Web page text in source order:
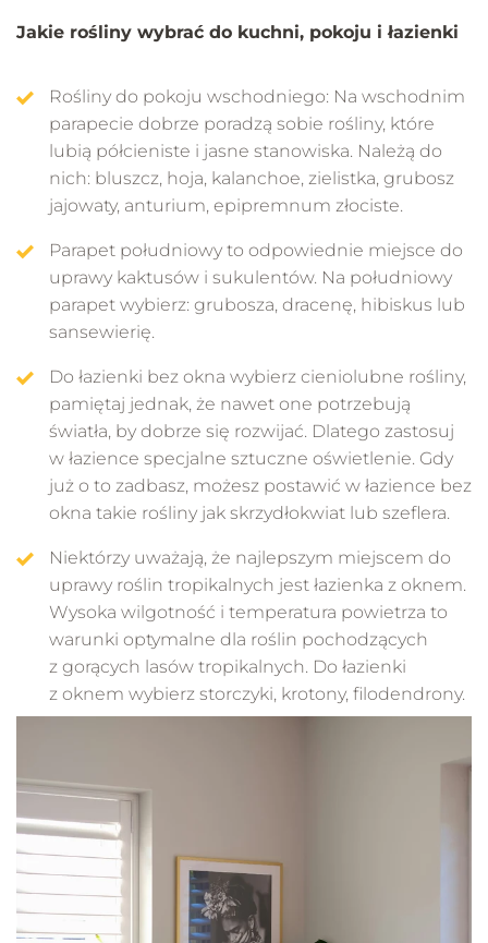
Jakie rośliny wybrać do kuchni, pokoju i łazienki
Rośliny do pokoju wschodniego: Na wschodnim
parapecie dobrze poradzą sobie rośliny, które
lubią półcieniste i jasne stanowiska. Należą do
nich: bluszcz, hoja, kalanchoe, zielistka, grubosz
jajowaty, anturium, epipremnum złociste.
Parapet południowy to odpowiednie miejsce do
uprawy kaktusów i sukulentów. Na południowy
parapet wybierz: grubosza, dracenę, hibiskus lub
sansewierię.
Do łazienki bez okna wybierz cieniolubne rośliny,
pamiętaj jednak, że nawet one potrzebują
światła, by dobrze się rozwijać. Dlatego zastosuj
w łazience specjalne sztuczne oświetlenie. Gdy
już o to zadbasz, możesz postawić w łazience bez
okna takie rośliny jak skrzydłokwiat lub szeflera.
Niektórzy uważają, że najlepszym miejscem do
uprawy roślin tropikalnych jest łazienka z oknem.
Wysoka wilgotność i temperatura powietrza to
warunki optymalne dla roślin pochodzących
z gorących lasów tropikalnych. Do łazienki
z oknem wybierz storczyki, krotony, filodendrony.